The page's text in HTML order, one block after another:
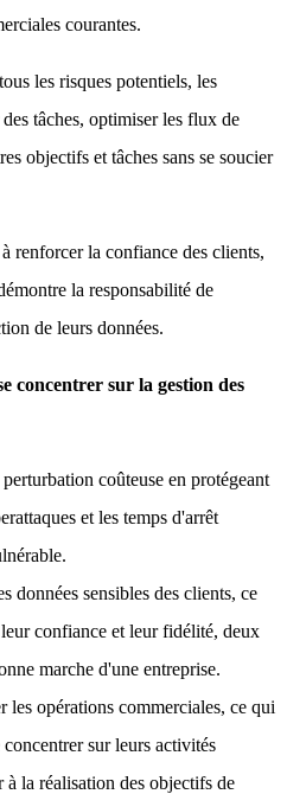
courantes.
les risques potentiels, les
tâches, optimiser les flux de
objectifs et tâches sans se soucier
renforcer la confiance des clients,
la responsabilité de
de leurs données.
concentrer sur la gestion des
coûteuse en protégeant
et les temps d'arrêt
données sensibles des clients, ce
confiance et leur fidélité, deux
marche d'une entreprise.
les opérations commerciales, ce qui
sur leurs activités
la réalisation des objectifs de